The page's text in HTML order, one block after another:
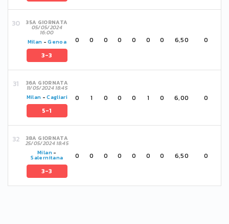
35A GIORNATA
05/05/2024
16:00
Milan -Genoa
3-3
0 0 0 0 0 0 0 6,50 0
36A GIORNATA
11/05/2024 18:45
Milan -Cagliari
5-1
0 1 0 0 0 1 0 6,00 0
38A GIORNATA
25/05/2024 18:45
Milan-
Salernitana
3-3
0 0 0 0 0 0 0 6,50 0